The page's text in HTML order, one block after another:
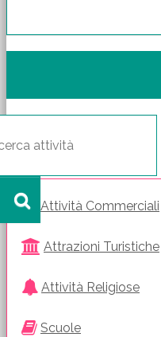
Attività Commerciali
Attrazioni Turistiche
Attività Religiose
Scuole